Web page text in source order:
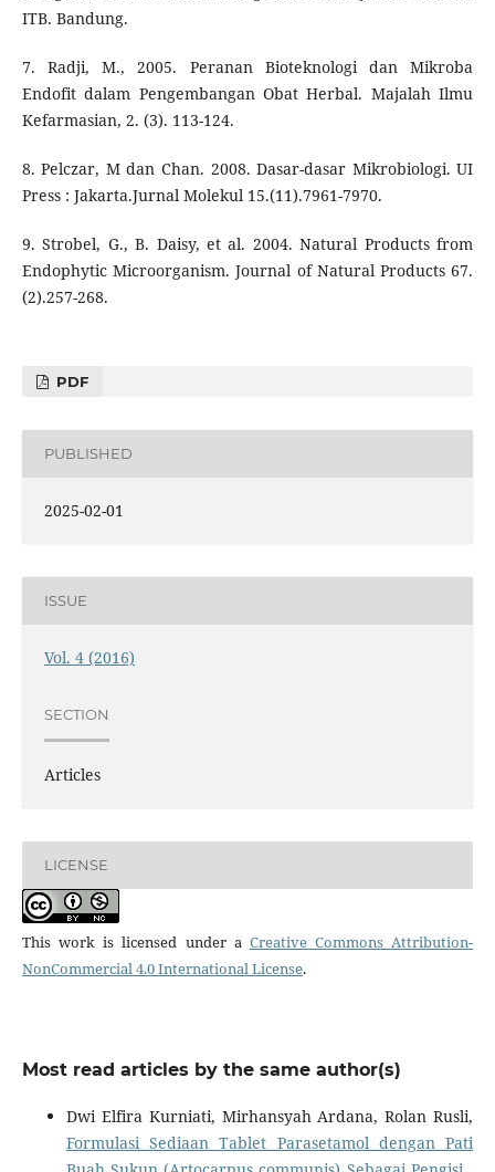
ITB. Bandung.
7. Radji, M., 2005. Peranan Bioteknologi dan Mikroba
Endofit dalam Pengembangan Obat Herbal. Majalah Ilmu
Kefarmasian, 2. (3). 113-124.
8. Pelczar, M dan Chan. 2008. Dasar-dasar Mikrobiologi. UI
Press : Jakarta.Jurnal Molekul 15.(11).7961-7970.
9. Strobel, G., B. Daisy, et al. 2004. Natural Products from
Endophytic Microorganism. Journal of Natural Products 67.
(2).257-268.
PDF
PUBLISHED
2025-02-01
ISSUE
Vol. 4 (2016)
SECTION
Articles
LICENSE
This work is licensed under a Creative Commons Attribution-
NonCommercial 4.0 International License.
Most read articles by the same author(s)
Dwi Elfira Kurniati, Mirhansyah Ardana, Rolan Rusli,
Formulasi Sediaan Tablet Parasetamol dengan Pati